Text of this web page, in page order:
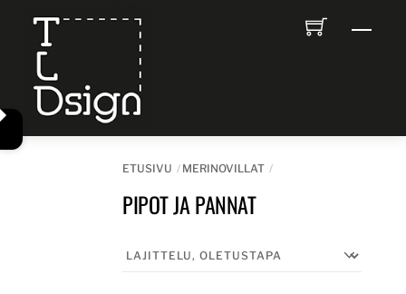
content
ETUSIVU MERINOVILLAT
PIPOT JA PANNAT